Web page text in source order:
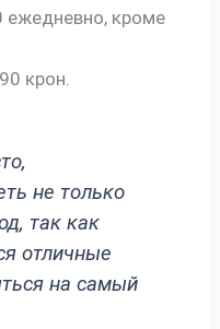
ежедневно, кроме
крон.
не только
так как
отличные
на самый